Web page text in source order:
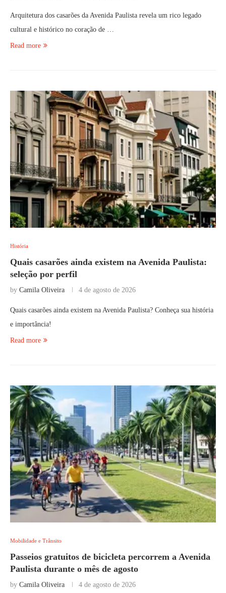
Arquitetura dos casarões da Avenida Paulista revela um rico legado
cultural e histórico no coração de …
Read more
História
Quais casarões ainda existem na Avenida Paulista:
seleção por perfil
by Camila Oliveira 4 de agosto de 2026
Quais casarões ainda existem na Avenida Paulista? Conheça sua história
e importância!
Read more
Mobilidade e Trânsito
Passeios gratuitos de bicicleta percorrem a Avenida
Paulista durante o mês de agosto
by Camila Oliveira 4 de agosto de 2026